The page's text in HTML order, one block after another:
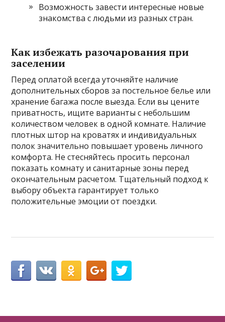
Возможность завести интересные новые
знакомства с людьми из разных стран.
Как избежать разочарования при
заселении
Перед оплатой всегда уточняйте наличие
дополнительных сборов за постельное белье или
хранение багажа после выезда. Если вы цените
приватность, ищите варианты с небольшим
количеством человек в одной комнате. Наличие
плотных штор на кроватях и индивидуальных
полок значительно повышает уровень личного
комфорта. Не стесняйтесь просить персонал
показать комнату и санитарные зоны перед
окончательным расчетом. Тщательный подход к
выбору объекта гарантирует только
положительные эмоции от поездки.